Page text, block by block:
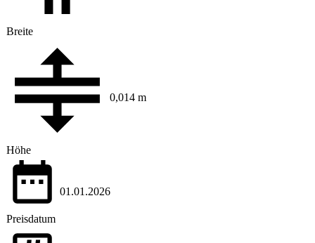
Breite
Höhe
0,014 m
Preisdatum
01.01.2026